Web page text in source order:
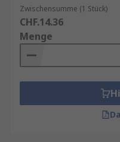
Zwischensumme (1 Stück)
CHF.14.36
Menge